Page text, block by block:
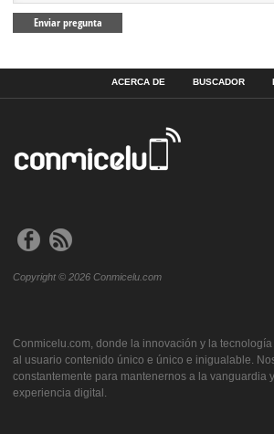
ACERCA DE BUSCADOR
Copyright © 2026 Conmicelu.com
Conmicelu.com, donde la innovación y la
al usuario contenido único e único e inigualable.
constantemente para mantenernos a la vanguardia
experiencia digital.